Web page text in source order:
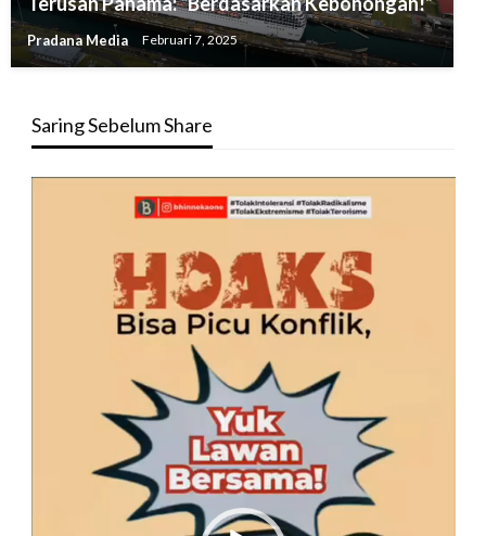
Pradana Media Februari 7, 2025
Saring Sebelum Share